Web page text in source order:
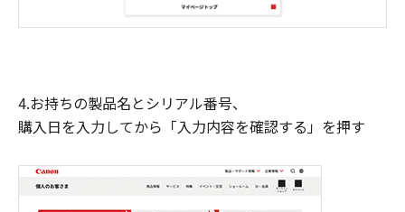
4.お持ちの製品名とシリアル番号、
購入日を入力してから「入力内容を確認する」を押す